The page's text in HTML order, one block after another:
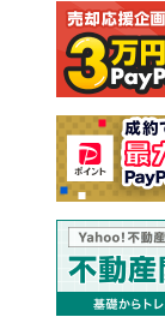
注文住宅
売却査定